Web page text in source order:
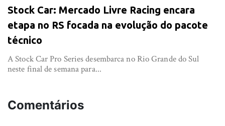
Stock Car: Mercado Livre Racing encara
etapa no RS focada na evolução do pacote
técnico
A Stock Car Pro Series desembarca no Rio Grande do Sul
neste final de semana para...
Comentários